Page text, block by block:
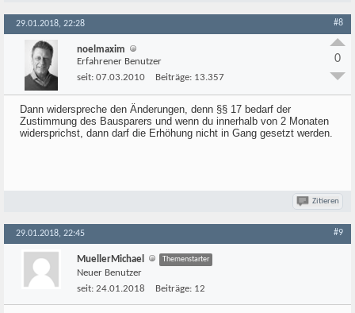
29.01.2018, 22:28 #8
noelmaxim
Erfahrener Benutzer
seit: 07.03.2010 Beiträge: 13.357
0
Dann widerspreche den Änderungen, denn §§ 17 bedarf der
Zustimmung des Bausparers und wenn du innerhalb von 2 Monaten
widersprichst, dann darf die Erhöhung nicht in Gang gesetzt werden.
Zitieren
29.01.2018, 22:45 #9
MuellerMichael Themenstarter
Neuer Benutzer
seit: 24.01.2018 Beiträge: 12